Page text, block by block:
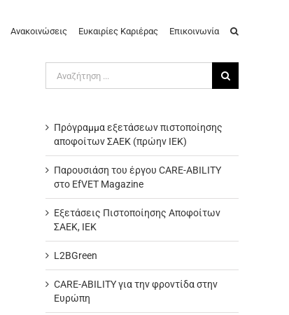
Ανακοινώσεις Ευκαιρίες Καριέρας Επικοινωνία
για:
Πρόγραμμα εξετάσεων πιστοποίησης
αποφοίτων ΣΑΕΚ (πρώην ΙΕΚ)
Παρουσιάση του έργου CARE-ABILITY
στο EfVET Magazine
Εξετάσεις Πιστοποίησης Αποφοίτων
ΣΑΕΚ, ΙΕΚ
L2BGreen
CARE-ABILITY για την φροντίδα στην
Ευρώπη